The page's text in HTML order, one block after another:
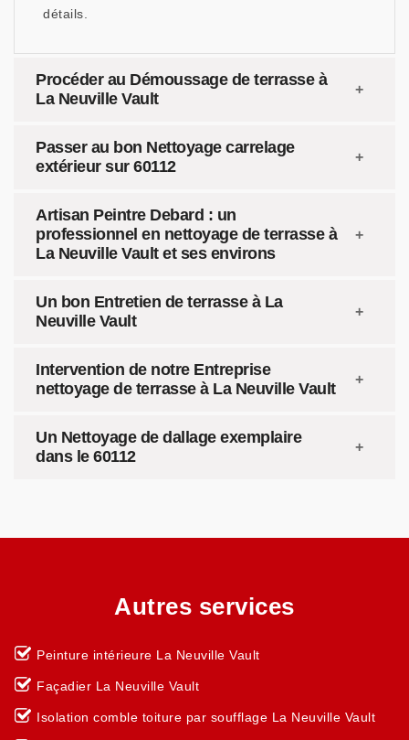
détails.
Procéder au Démoussage de terrasse à
La Neuville Vault
Passer au bon Nettoyage carrelage
extérieur sur 60112
Artisan Peintre Debard : un
professionnel en nettoyage de terrasse à
La Neuville Vault et ses environs
Un bon Entretien de terrasse à La
Neuville Vault
Intervention de notre Entreprise
nettoyage de terrasse à La Neuville Vault
Un Nettoyage de dallage exemplaire
dans le 60112
Autres services
Peinture intérieure La Neuville Vault
Façadier La Neuville Vault
Isolation comble toiture par soufflage La Neuville Vault